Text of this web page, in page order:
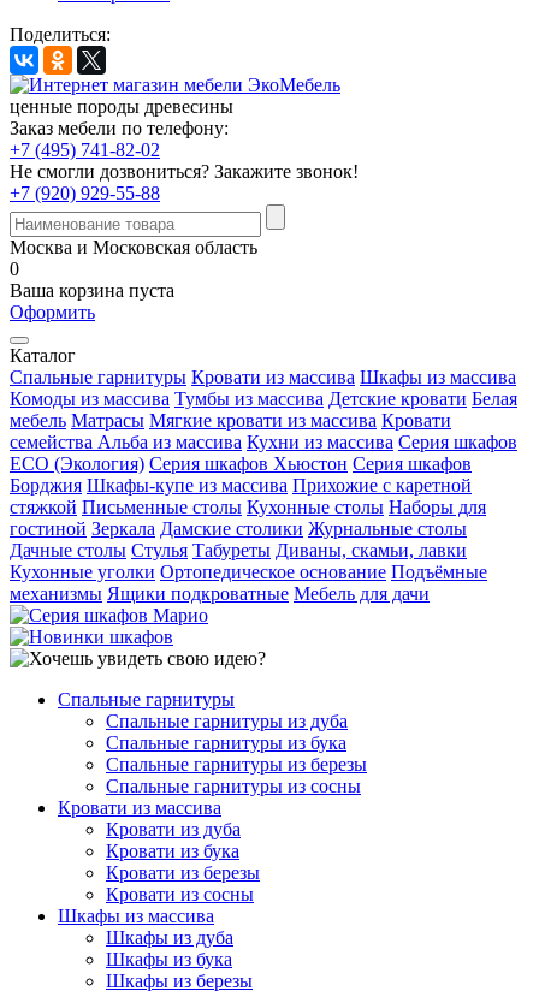
Поделиться:
ценные породы древесины
Заказ мебели по телефону:
+7 (495) 741-82-02
Не смогли дозвониться? Закажите звонок!
+7 (920) 929-55-88
Москва и Московская область
0
Ваша корзина пуста
Оформить
Каталог
Спальные гарнитуры Кровати из массива Шкафы из массива
Комоды из массива Тумбы из массива Детские кровати Белая
мебель Матрасы Мягкие кровати из массива Кровати
семейства Альба из массива Кухни из массива Серия шкафов
ECO (Экология) Серия шкафов Хьюстон Серия шкафов
Борджия Шкафы-купе из массива Прихожие с каретной
стяжкой Письменные столы Кухонные столы Наборы для
гостиной Зеркала Дамские столики Журнальные столы
Дачные столы Стулья Табуреты Диваны, скамьи, лавки
Кухонные уголки Ортопедическое основание Подъёмные
механизмы Ящики подкроватные Мебель для дачи
Спальные гарнитуры
Спальные гарнитуры из дуба
Спальные гарнитуры из бука
Спальные гарнитуры из березы
Спальные гарнитуры из сосны
Кровати из массива
Кровати из дуба
Кровати из бука
Кровати из березы
Кровати из сосны
Шкафы из массива
Шкафы из дуба
Шкафы из бука
Шкафы из березы